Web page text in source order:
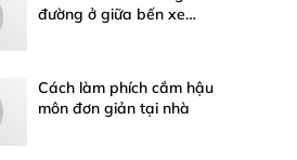
đường ở giữa bến xe
Cách làm phích cắm hậu
môn đơn giản tại nhà